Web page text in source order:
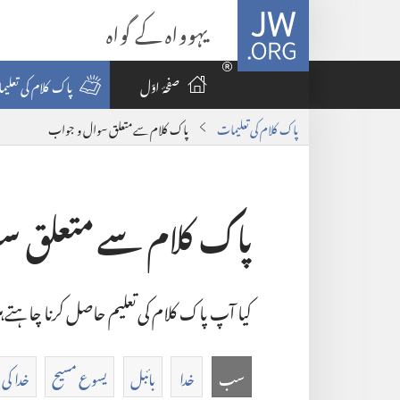
JW.ORG یہوواہ کے گواہ
صفحۂ اوّل پاک کلام کی
پاک کلام کی تعلیمات پاک کلام سے متعلق سوال و جواب
پاک کلام سے
کیا آپ پاک کلام کی تعلیم حاصل کرنا
سب خدا بائبل یسوع مسیح خدا